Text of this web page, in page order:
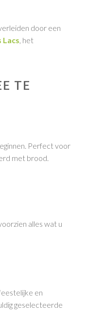
door een
Lacs, het
TE
Perfect voor
met brood.
alles wat u
en
geselecteerde